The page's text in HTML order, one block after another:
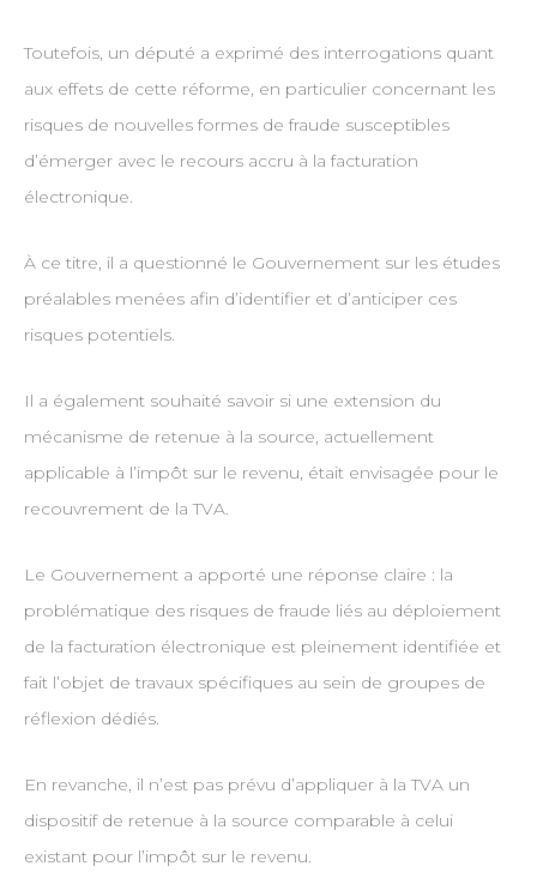
Toutefois, un député a exprimé des interrogations quant
aux effets de cette réforme, en particulier concernant les
risques de nouvelles formes de fraude susceptibles
d’émerger avec le recours accru à la facturation
électronique.
À ce titre, il a questionné le Gouvernement sur les études
préalables menées afin d’identifier et d’anticiper ces
risques potentiels.
Il a également souhaité savoir si une extension du
mécanisme de retenue à la source, actuellement
applicable à l’impôt sur le revenu, était envisagée pour le
recouvrement de la TVA.
Le Gouvernement a apporté une réponse claire : la
problématique des risques de fraude liés au déploiement
de la facturation électronique est pleinement identifiée et
fait l’objet de travaux spécifiques au sein de groupes de
réflexion dédiés.
En revanche, il n’est pas prévu d’appliquer à la TVA un
dispositif de retenue à la source comparable à celui
existant pour l’impôt sur le revenu.